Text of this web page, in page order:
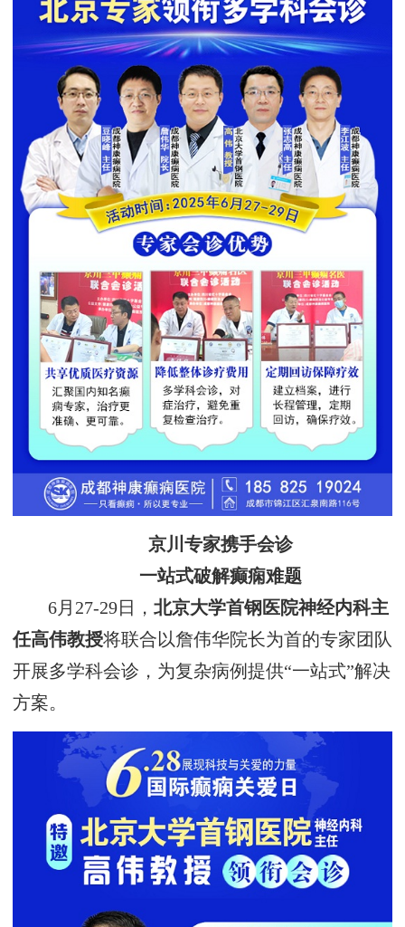
京川专家携手会诊
一站式破解癫痫难题
6月27-29日，北京大学首钢医院神经内科主
任高伟教授将联合以詹伟华院长为首的专家团队
开展多学科会诊，为复杂病例提供“一站式”解决
方案。